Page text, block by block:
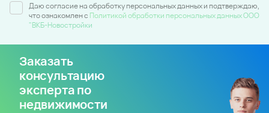
Даю согласие на обработку персональных данных и подтверждаю,
что ознакомлен c Политикой обработки персональных данных ООО
"ВКБ-Новостройки
Заказать
консультацию
эксперта по
недвижимости